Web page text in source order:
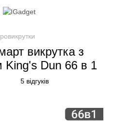
викрутка з
King's Dun 66 в 1
5 відгуків